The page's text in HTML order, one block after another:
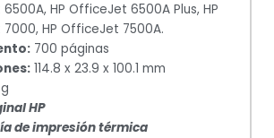
HP OfficeJet 6500A Plus, HP
HP OfficeJet 7500A.
700 páginas
114.8 x 23.9 x 100.1 mm
HP
de impresión térmica